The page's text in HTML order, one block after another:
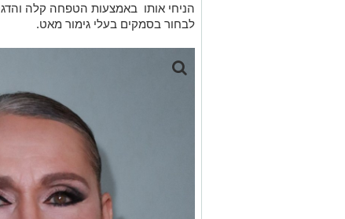
הניחי אותו באמצעות הטפחה קלה
לבחור בסמקים בעלי גימור מאט.